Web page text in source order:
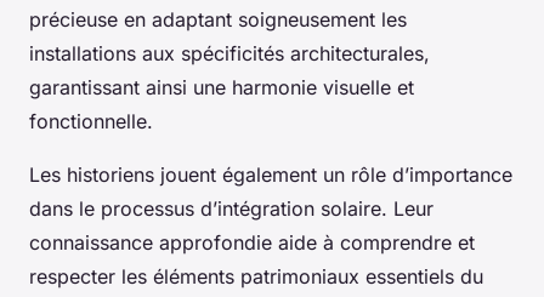
précieuse en adaptant soigneusement les
installations aux spécificités architecturales,
garantissant ainsi une harmonie visuelle et
fonctionnelle.
Les historiens jouent également un rôle d’importance
dans le processus d’intégration solaire. Leur
connaissance approfondie aide à comprendre et
respecter les éléments patrimoniaux essentiels du